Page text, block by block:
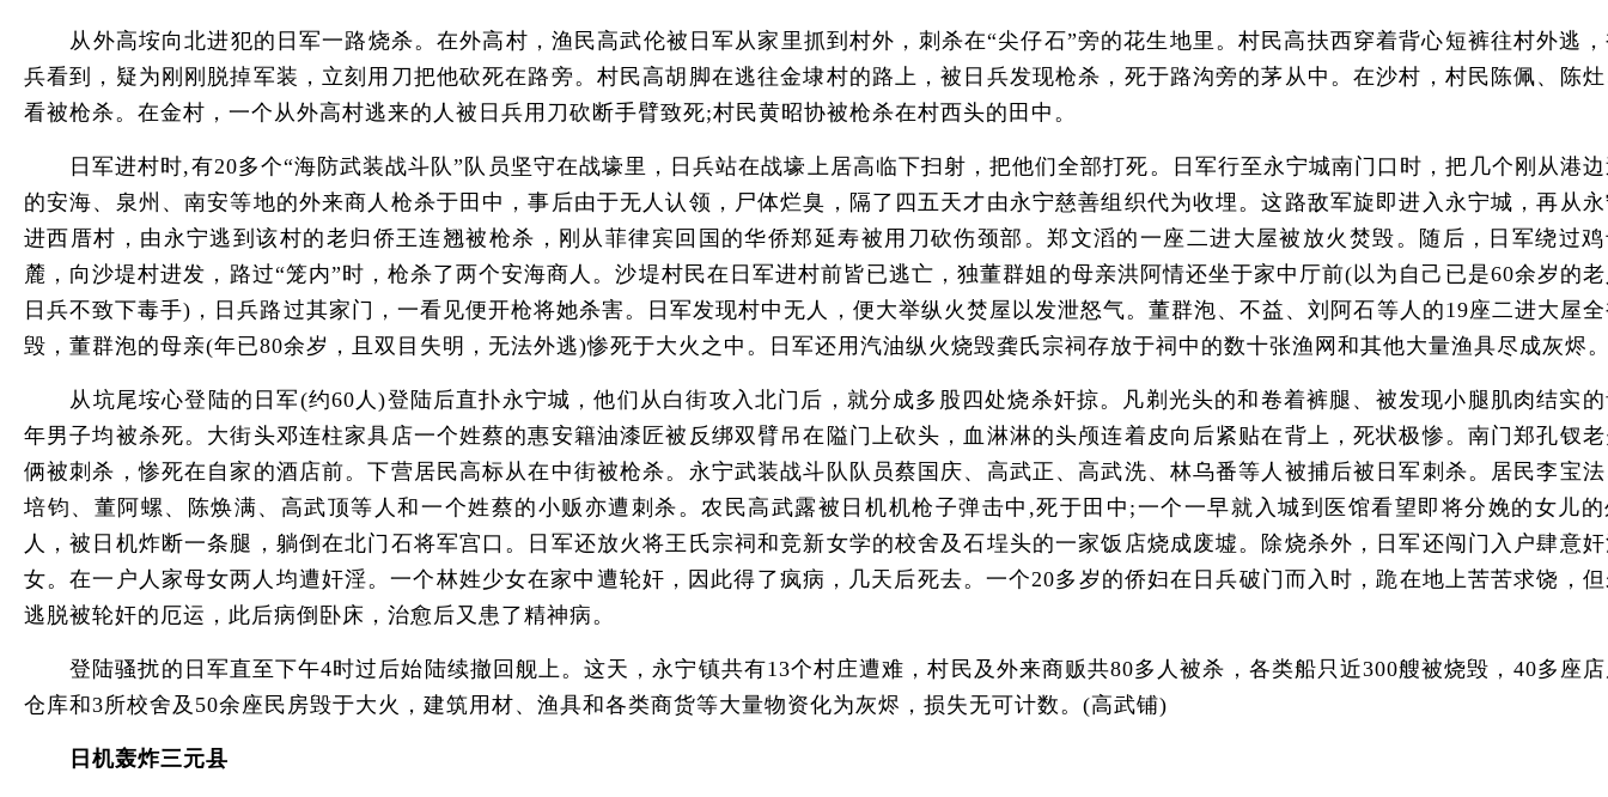
从外高垵向北进犯的日军一路烧杀。在外高村，渔民高武伦被日军从家里抓到村外，刺杀在“尖仔石”旁的花生地里。村民高扶西穿着背心短裤往村外逃
兵看到，疑为刚刚脱掉军装，立刻用刀把他砍死在路旁。村民高胡脚在逃往金埭村的路上，被日兵发现枪杀，死于路沟旁的茅从中。在沙村，村民陈佩、陈
看被枪杀。在金村，一个从外高村逃来的人被日兵用刀砍断手臂致死;村民黄昭协被枪杀在村西头的田中。
日军进村时,有20多个“海防武装战斗队”队员坚守在战壕里，日兵站在战壕上居高临下扫射，把他们全部打死。日军行至永宁城南门口时，把几个刚从港
的安海、泉州、南安等地的外来商人枪杀于田中，事后由于无人认领，尸体烂臭，隔了四五天才由永宁慈善组织代为收埋。这路敌军旋即进入永宁城，再从
进西厝村，由永宁逃到该村的老归侨王连翘被枪杀，刚从菲律宾回国的华侨郑延寿被用刀砍伤颈部。郑文滔的一座二进大屋被放火焚毁。随后，日军绕过
麓，向沙堤村进发，路过“笼内”时，枪杀了两个安海商人。沙堤村民在日军进村前皆已逃亡，独董群姐的母亲洪阿情还坐于家中厅前(以为自己已是60余岁的
日兵不致下毒手)，日兵路过其家门，一看见便开枪将她杀害。日军发现村中无人，便大举纵火焚屋以发泄怒气。董群泡、不益、刘阿石等人的19座二进大屋
毁，董群泡的母亲(年已80余岁，且双目失明，无法外逃)惨死于大火之中。日军还用汽油纵火烧毁龚氏宗祠存放于祠中的数十张渔网和其他大量渔具尽成灰烬
从坑尾垵心登陆的日军(约60人)登陆后直扑永宁城，他们从白街攻入北门后，就分成多股四处烧杀奸掠。凡剃光头的和卷着裤腿、被发现小腿肌肉结实
年男子均被杀死。大街头邓连柱家具店一个姓蔡的惠安籍油漆匠被反绑双臂吊在隘门上砍头，血淋淋的头颅连着皮向后紧贴在背上，死状极惨。南门郑孔钗
俩被刺杀，惨死在自家的酒店前。下营居民高标从在中街被枪杀。永宁武装战斗队队员蔡国庆、高武正、高武洗、林乌番等人被捕后被日军刺杀。居民李宝
培钧、董阿螺、陈焕满、高武顶等人和一个姓蔡的小贩亦遭刺杀。农民高武露被日机机枪子弹击中,死于田中;一个一早就入城到医馆看望即将分娩的女儿
人，被日机炸断一条腿，躺倒在北门石将军宫口。日军还放火将王氏宗祠和竞新女学的校舍及石埕头的一家饭店烧成废墟。除烧杀外，日军还闯门入户肆意
女。在一户人家母女两人均遭奸淫。一个林姓少女在家中遭轮奸，因此得了疯病，几天后死去。一个20多岁的侨妇在日兵破门而入时，跪在地上苦苦求饶，
逃脱被轮奸的厄运，此后病倒卧床，治愈后又患了精神病。
登陆骚扰的日军直至下午4时过后始陆续撤回舰上。这天，永宁镇共有13个村庄遭难，村民及外来商贩共80多人被杀，各类船只近300艘被烧毁，40多座
仓库和3所校舍及50余座民房毁于大火，建筑用材、渔具和各类商货等大量物资化为灰烬，损失无可计数。(高武铺)
日机轰炸三元县